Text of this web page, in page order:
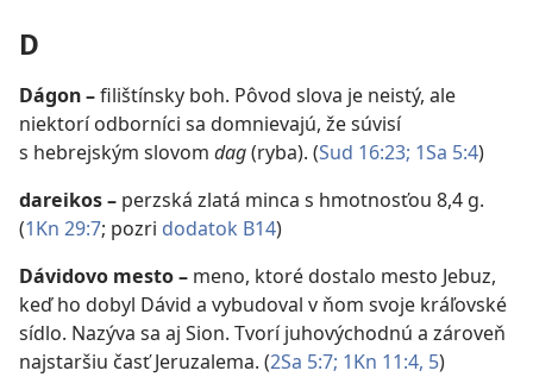
D
Dágon–filištínsky boh. Pôvod slova je neistý, ale
niektorí odborníci sa domnievajú, že súvisí
s hebrejským slovom dag(ryba). (Sud 16:23; 1Sa 5:4)
dareikos– perzská zlatá minca s hmotnosťou 8,4 g.
(1Kn 29:7; pozri dodatok B14)
Dávidovo mesto– meno, ktoré dostalo mesto Jebuz,
keď ho dobyl Dávid a vybudoval v ňom svoje kráľovské
sídlo. Nazýva sa aj Sion. Tvorí juhovýchodnú a zároveň
najstaršiu časť Jeruzalema. (2Sa 5:7; 1Kn 11:4, 5)